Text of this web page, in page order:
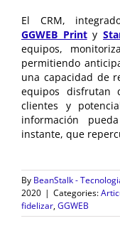
El CRM,
GGWEB Printy
equipos,
permitiendo
una capacidad de
equipos disfrutan
clientes y
información
instante, que
By BeanStalk -
2020 | Categories:
fidelizar,GGWEB